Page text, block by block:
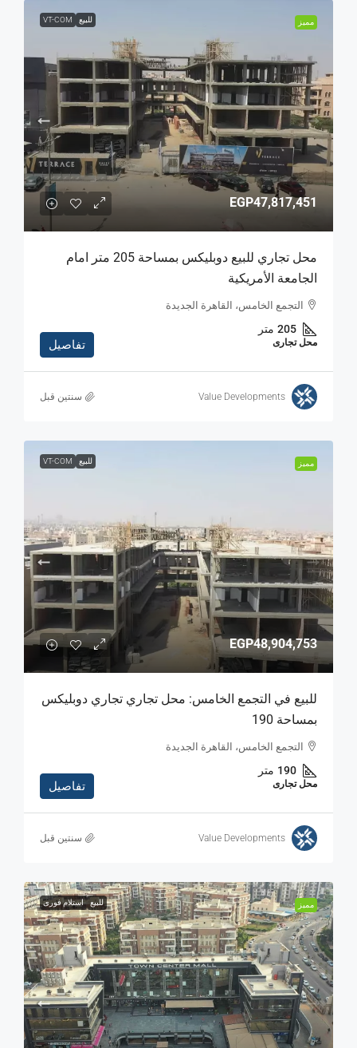
مميز للبيع VT-COM
EGP47,817,451
محل تجاري للبيع دوبليكس بمساحة 205 متر امام
الجامعة الأمريكية
التجمع الخامس، القاهرة الجديدة
205 متر
محل تجارى تفاصيل
Value Developments ‏سنتين قبل
مميز للبيع VT-COM
EGP48,904,753
للبيع في التجمع الخامس: محل تجاري تجاري دوبليكس
بمساحة 190
التجمع الخامس، القاهرة الجديدة
190 متر
محل تجارى تفاصيل
Value Developments ‏سنتين قبل
مميز للبيع استلام فورى